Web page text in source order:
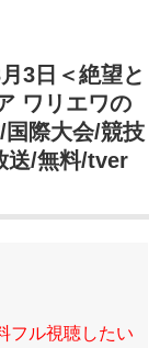
3日＜絶望と
ワリエワの
際大会/競技
送/無料/tver
フル視聴したい